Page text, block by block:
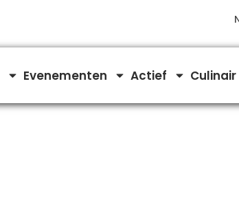
Evenementen Actief Culinair